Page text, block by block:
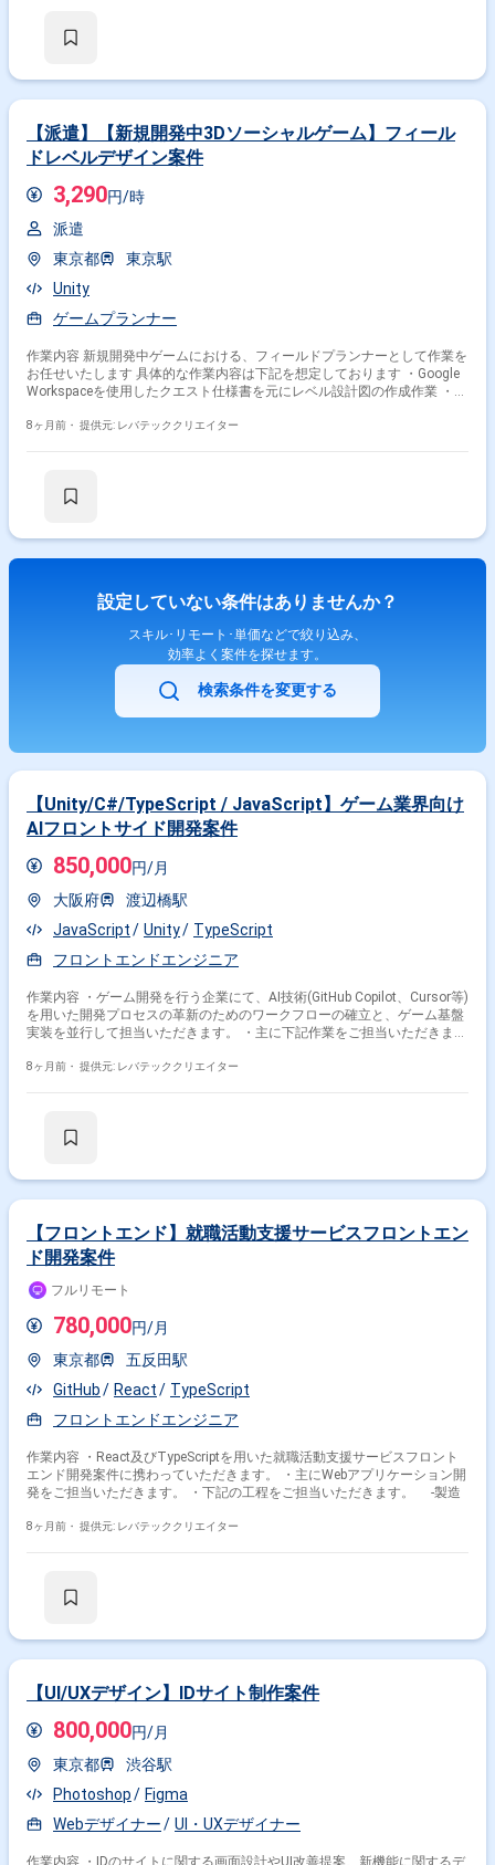
【派遣】【新規開発中3Dソーシャルゲーム】フィール
ドレベルデザイン案件
3,290円/時
派遣
東京都
東京駅
Unity
ゲームプランナー
作業内容 新規開発中ゲームにおける、フィールドプランナーとして作業を
お任せいたします 具体的な作業内容は下記を想定しております ・Google
Workspaceを使用したクエスト仕様書を元にレベル設計図の作成作業 ・
8ヶ月前・ 提供元: レバテッククリエイター
設定していない条件はありませんか？
スキル･リモート･単価などで絞り込み、
効率よく案件を探せます。
検索条件を変更する
【Unity/C#/TypeScript / JavaScript】ゲーム業界向け
AIフロントサイド開発案件
850,000円/月
大阪府
渡辺橋駅
JavaScript
Unity
TypeScript
フロントエンドエンジニア
作業内容 ・ゲーム開発を行う企業にて、AI技術(GitHub Copilot、Cursor等)
を用いた開発プロセスの革新のためのワークフローの確立と、ゲーム基盤
実装を並行して担当いただきます。 ・主に下記作業をご担当いただきま
ングの実践と、チームへのナレッジ共有 - アプリケーションサイドの設計
8ヶ月前・ 提供元: レバテッククリエイター
【フロントエンド】就職活動支援サービスフロントエン
ド開発案件
フルリモート
780,000円/月
東京都
五反田駅
GitHub
React
TypeScript
フロントエンドエンジニア
作業内容 ・React及びTypeScriptを用いた就職活動支援サービスフロント
エンド開発案件に携わっていただきます。 ・主にWebアプリケーション開
発をご担当いただきます。 ・下記の工程をご担当いただきます。 -製造
8ヶ月前・ 提供元: レバテッククリエイター
【UI/UXデザイン】IDサイト制作案件
800,000円/月
東京都
渋谷駅
Photoshop
Figma
Webデザイナー
UI・UXデザイナー
作業内容 ・IDのサイトに関する画面設計やUI改善提案、新機能に関するデ